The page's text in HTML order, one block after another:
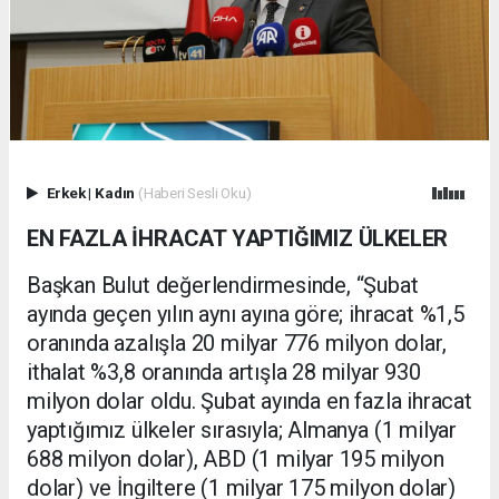
Erkek| Kadın (Haberi Sesli Oku)
EN FAZLA İHRACAT YAPTIĞIMIZ ÜLKELER
Başkan Bulut değerlendirmesinde, “Şubat
ayında geçen yılın aynı ayına göre; ihracat %1,5
oranında azalışla 20 milyar 776 milyon dolar,
ithalat %3,8 oranında artışla 28 milyar 930
milyon dolar oldu. Şubat ayında en fazla ihracat
yaptığımız ülkeler sırasıyla; Almanya (1 milyar
688 milyon dolar), ABD (1 milyar 195 milyon
dolar) ve İngiltere (1 milyar 175 milyon dolar)